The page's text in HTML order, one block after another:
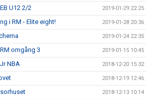
U12 2/2 2019-01-29 22:25
i RM - Elite eight! 2019-01-28 20:36
2019-01-24 22:35
omgång 3 2019-01-15 10:45
NBA 2018-12-20 15:32
2018-12-19 12:46
2018-12-13 10:14